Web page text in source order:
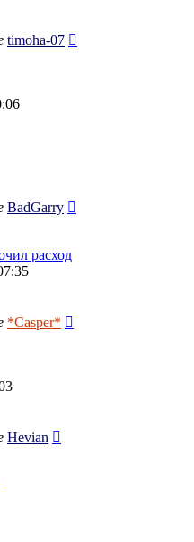
timoha-07
BadGarry
расход
*Casper*
Hevian